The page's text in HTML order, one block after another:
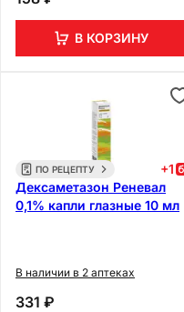
В КОРЗИНУ
ПО РЕЦЕПТУ +1
Дексаметазон Реневал
0,1% капли глазные 10 мл
В наличии в 2 аптеках
331 ₽